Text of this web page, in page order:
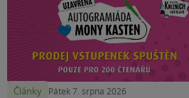
Články Pátek 7. srpna 2026